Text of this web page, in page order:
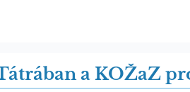
a KOŽaZ